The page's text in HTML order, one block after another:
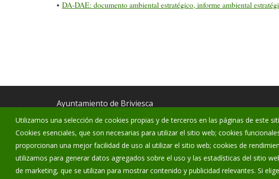
• DA-DAE: documento ambiental estratégico, informe ambiental
Utilizamos una selección de cookies propias y de terceros en las páginas de este
Cookies esenciales, que son necesarias para utilizar el sitio web; cookies
proporcionan una mejor facilidad de uso al utilizar el sitio web; cookies de
utilizamos para generar datos agregados sobre el uso y las estadísticas del sitio
de marketing, que se utilizan para mostrar contenido y publicidad relevantes. Si elige
Ayuntamiento de Briviesca
: Santa María Encimera 1 - 09240
: 947 59 04 05
: ayuntamiento@ayto-briviesca.com